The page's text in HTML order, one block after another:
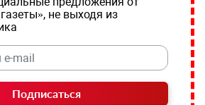
не выходя из
Подписаться